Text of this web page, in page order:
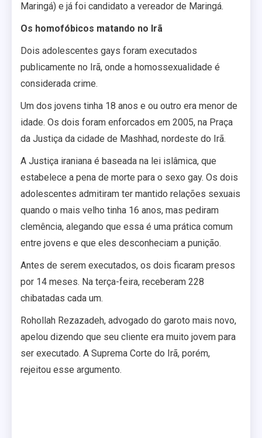
Maringá) e já foi candidato a vereador de Maringá.
Os homofóbicos matando no Irã
Dois adolescentes gays foram executados
publicamente no Irã, onde a homossexualidade é
considerada crime.
Um dos jovens tinha 18 anos e ou outro era menor de
idade. Os dois foram enforcados em 2005, na Praça
da Justiça da cidade de Mashhad, nordeste do Irã.
A Justiça iraniana é baseada na lei islâmica, que
estabelece a pena de morte para o sexo gay. Os dois
adolescentes admitiram ter mantido relações sexuais
quando o mais velho tinha 16 anos, mas pediram
clemência, alegando que essa é uma prática comum
entre jovens e que eles desconheciam a punição.
Antes de serem executados, os dois ficaram presos
por 14 meses. Na terça-feira, receberam 228
chibatadas cada um.
Rohollah Rezazadeh, advogado do garoto mais novo,
apelou dizendo que seu cliente era muito jovem para
ser executado. A Suprema Corte do Irã, porém,
rejeitou esse argumento.